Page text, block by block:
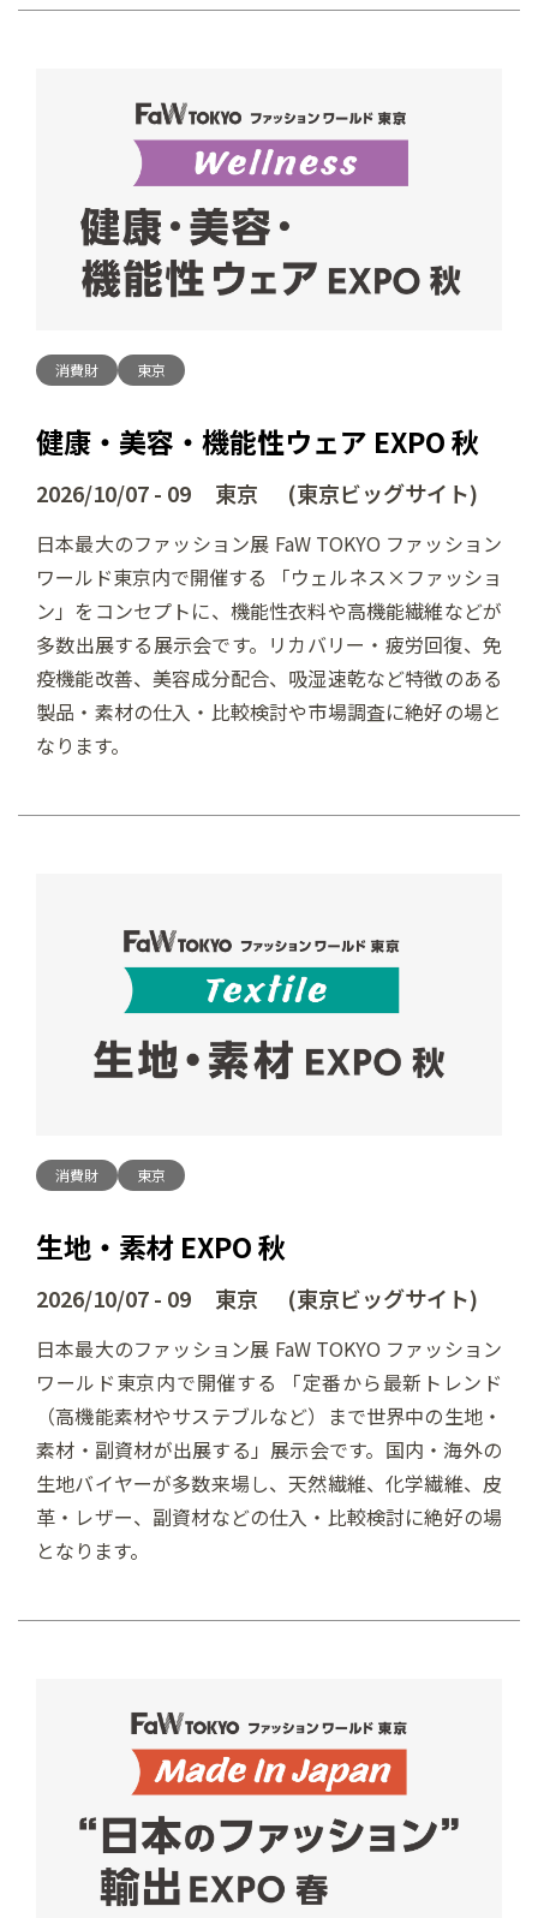
消費財 東京
健康・美容・機能性ウェア EXPO 秋
2026/10/07 - 09 東京 (東京ビッグサイト)
日本最大のファッション展 FaW TOKYO ファッション
ワールド東京内で開催する 「ウェルネス×ファッショ
ン」をコンセプトに、機能性衣料や高機能繊維などが
多数出展する展示会です。リカバリー・疲労回復、免
疫機能改善、美容成分配合、吸湿速乾など特徴のある
製品・素材の仕入・比較検討や市場調査に絶好の場と
なります。
消費財 東京
生地・素材 EXPO 秋
2026/10/07 - 09 東京 (東京ビッグサイト)
日本最大のファッション展 FaW TOKYO ファッション
ワールド東京内で開催する 「定番から最新トレンド
（高機能素材やサステブルなど）まで世界中の生地・
素材・副資材が出展する」展示会です。国内・海外の
生地バイヤーが多数来場し、天然繊維、化学繊維、皮
革・レザー、副資材などの仕入・比較検討に絶好の場
となります。